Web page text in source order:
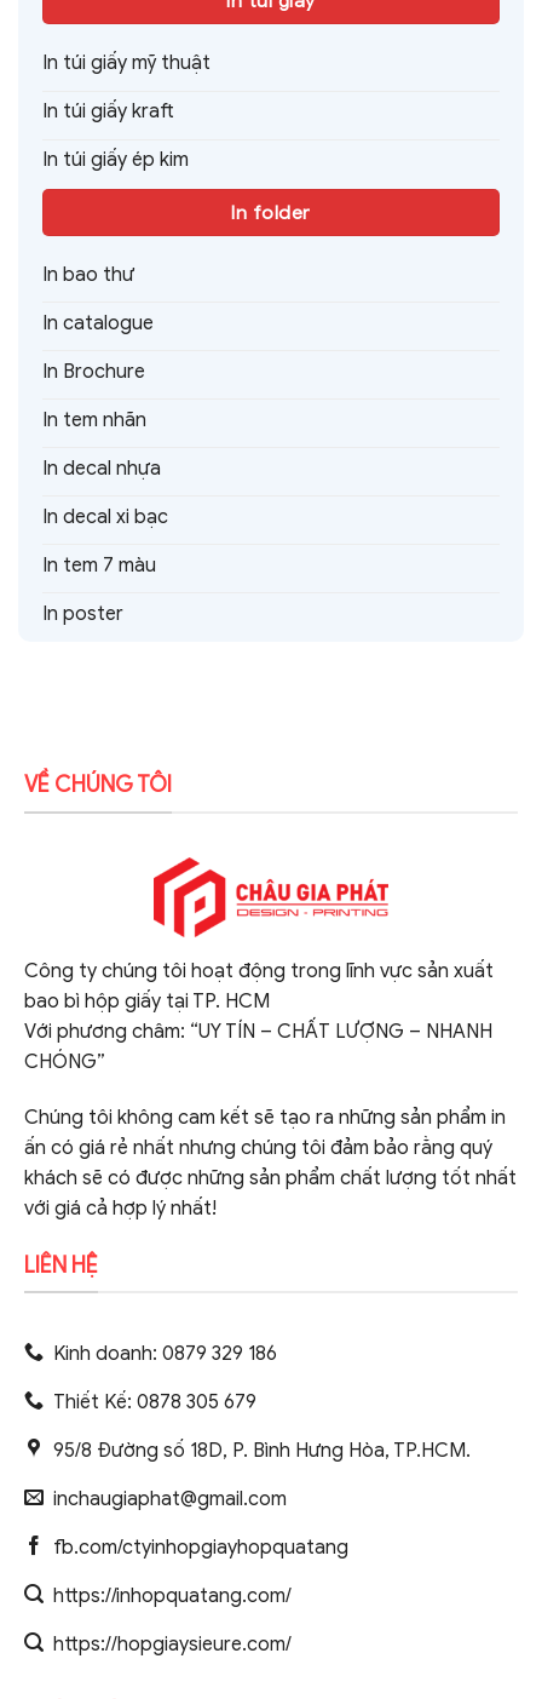
In túi giấy mỹ thuật
In túi giấy kraft
In túi giấy ép kim
In folder
In bao thư
In catalogue
In Brochure
In tem nhãn
In decal nhựa
In decal xi bạc
In tem 7 màu
In poster
VỀ CHÚNG TÔI
Công ty chúng tôi hoạt động trong lĩnh vực sản xuất
bao bì hộp giấy tại TP. HCM
Với phương châm: “UY TÍN – CHẤT LƯỢNG – NHANH
CHÓNG”
Chúng tôi không cam kết sẽ tạo ra những sản phẩm in
ấn có giá rẻ nhất nhưng chúng tôi đảm bảo rằng quý
khách sẽ có được những sản phẩm chất lượng tốt nhất
với giá cả hợp lý nhất!
LIÊN HỆ
Kinh doanh: 0879 329 186
Thiết Kế: 0878 305 679
95/8 Đường số 18D, P. Bình Hưng Hòa, TP.HCM.
inchaugiaphat@gmail.com
fb.com/ctyinhopgiayhopquatang
https://inhopquatang.com/
https://hopgiaysieure.com/